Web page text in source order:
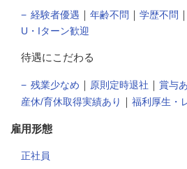
経験者優遇 ｜ 年齢不問 ｜ 学歴不問 ｜
U・Iターン歓迎
待遇にこだわる
残業少なめ ｜ 原則定時退社 ｜ 賞与
産休/育休取得実績あり ｜ 福利厚生・
雇用形態
正社員